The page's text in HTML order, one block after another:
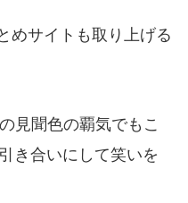
めサイトも取り上げる
見聞色の覇気でもこ
き合いにして笑いを